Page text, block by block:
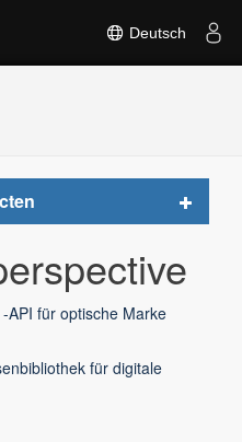
Deutsch
Toggle
API für optische Marke
für digitale